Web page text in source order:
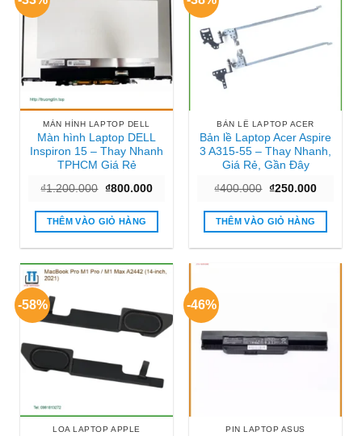
MÀN HÌNH LAPTOP DELL
Màn hình Laptop DELL
Inspiron 15 – Thay Nhanh
TPHCM Giá Rẻ
₫1.200.000 Giá
là:
₫1.200.000.
₫800.000Giá
tại
₫800.000.
THÊM VÀO GIỎ HÀNG
BẢN LỀ LAPTOP ACER
Bản lề Laptop Acer Aspire
3 A315-55 – Thay Nhanh,
Giá Rẻ, Gần Đây
₫400.000 Giá
là:
₫400.000.
₫250.000Giá
tại
THÊM VÀO GIỎ HÀNG
-58%
LOA LAPTOP APPLE
-46%
PIN LAPTOP ASUS